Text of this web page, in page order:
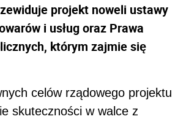
projekt noweli ustawy
i usług oraz Prawa
którym zajmie się
celów rządowego projektu
skuteczności w walce z